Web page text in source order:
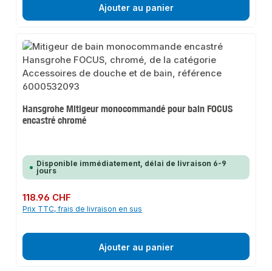
Ajouter au panier
Hansgrohe Mitigeur monocommandé pour bain FOCUS
encastré chromé
Disponible immédiatement, délai de livraison 6-9
jours
Prix régulier :
118.96 CHF
Prix TTC, frais de livraison en sus
Ajouter au panier